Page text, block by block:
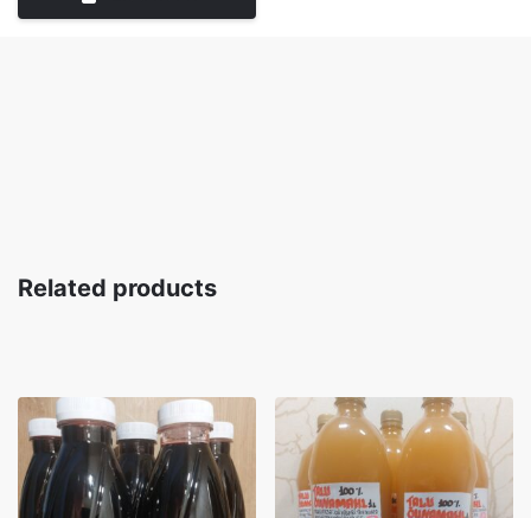
Related products